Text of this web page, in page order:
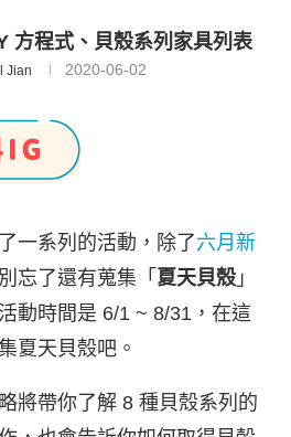
方程式、貝殼系列家具列表
Jian 2020-06-02
一系列的活動，除了六月新
忘了還有蒐集「 夏天貝殼 」
動時間是 6/1 ~ 8/31，在這
夏天貝殼吧。
將帶你了解 8 種貝殼系列的